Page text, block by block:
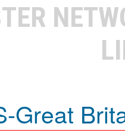
Great